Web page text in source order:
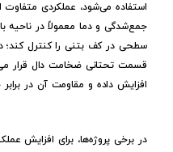
استفاده می‌شود، عملکردی متفاوت از
جمع‌شدگی و دما معمولاً در ناحیه
سطحی در کف بتنی را کنترل کند؛
قسمت تحتانی ضخامت دال قرار
افزایش داده و مقاومت آن در
در برخی پروژه‌ها، برای افزایش